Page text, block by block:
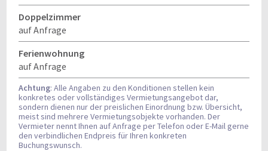
Doppelzimmer
auf Anfrage
Ferienwohnung
auf Anfrage
Achtung: Alle Angaben zu den Konditionen stellen kein
konkretes oder vollständiges Vermietungsangebot dar,
sondern dienen nur der preislichen Einordnung bzw. Übersicht,
meist sind mehrere Vermietungsobjekte vorhanden. Der
Vermieter nennt Ihnen auf Anfrage per Telefon oder E-Mail gerne
den verbindlichen Endpreis für Ihren konkreten
Buchungswunsch.